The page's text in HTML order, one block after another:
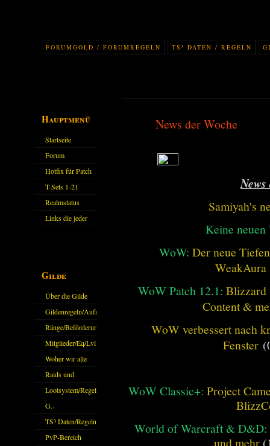
FORUMGOLD / FORUMREGELN TS³ DATEN / REGELN
Hauptmenü
Startseite
Forum
Hotfix für Patch
11.X
T-Sets 1-21
Realmstatus
Links die jeder
Gilde
Über die Gilde
(DAW)
Gildenregeln/Aufnahme
Ränge/Beförderungen
Mitglieder/Eq/Lvl
Woher wir alle
kommen.
Raids und
Zubehör
Lootsystem/Regeln
G.-
Sparkasse/Goldleihen
TS³ Daten/Regeln
PvP-Bereich
News der Woche
Samiyah's
Keine
WoW: Der neue
WeakAura
WoW Patch 12.1: Blizzard
Content &
WoW verbessert nach
Fenster
WoW Classic+: Project
World of Warcraft & D&D:
und mehr